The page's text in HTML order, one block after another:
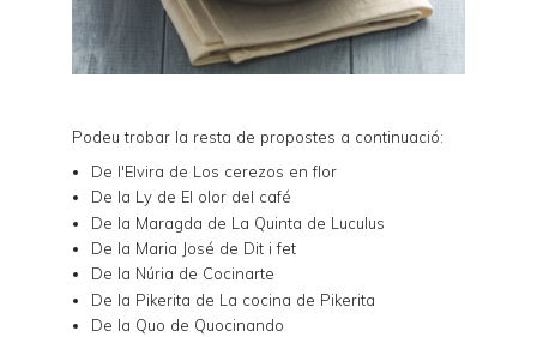
Podeu trobar la resta de propostes a continuació:
De l'Elvira de Los cerezos en flor
De la Ly de El olor del café
De la Maragda de La Quinta de Luculus
De la Maria José de Dit i fet
De la Núria de Cocinarte
De la Pikerita de La cocina de Pikerita
De la Quo de Quocinando